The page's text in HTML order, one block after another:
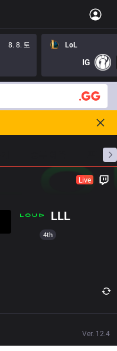
8. 8. 토
LoL
IG
프로빌
Live
LLL
4th
Ver. 12.4